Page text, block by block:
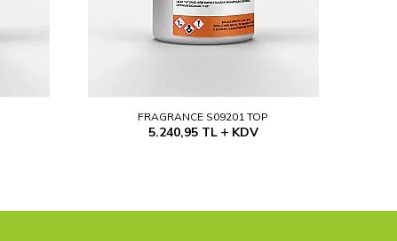
FRAGRANCE S09201 TOP
5.240,95TL KDV